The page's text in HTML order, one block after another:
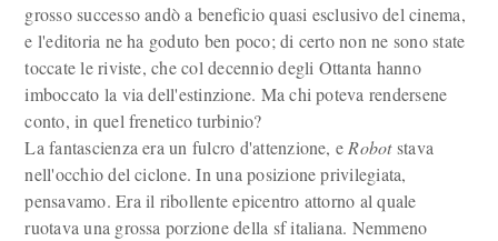
grosso successo andò a beneficio quasi esclusivo del cinema,
e l'editoria ne ha goduto ben poco; di certo non ne sono state
toccate le riviste, che col decennio degli Ottanta hanno
imboccato la via dell'estinzione. Ma chi poteva rendersene
conto, in quel frenetico turbinio?
La fantascienza era un fulcro d'attenzione, e Robotstava
nell'occhio del ciclone. In una posizione privilegiata,
pensavamo. Era il ribollente epicentro attorno al quale
ruotava una grossa porzione della sf italiana. Nemmeno